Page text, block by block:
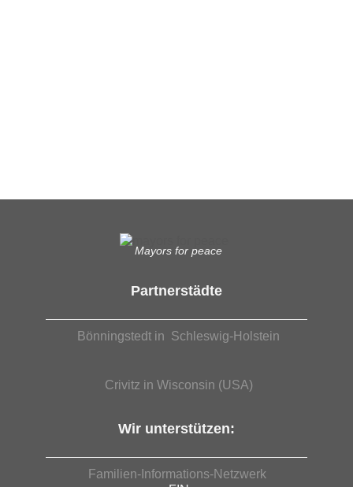
Mayors for peace
Partnerstädte
Bönningstedt in Schleswig-Holstein
Crivitz in Wisconsin (USA)
Wir unterstützen:
Familien-Informations-Netzwerk